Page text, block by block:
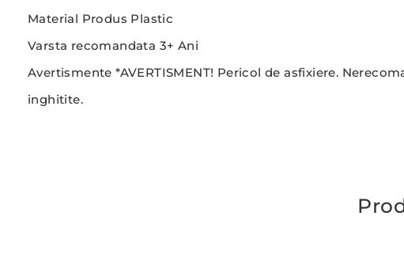
Material Produs Plastic
Varsta recomandata 3+ Ani
Avertismente *AVERTISMENT! Pericol de asfixiere.
inghitite.